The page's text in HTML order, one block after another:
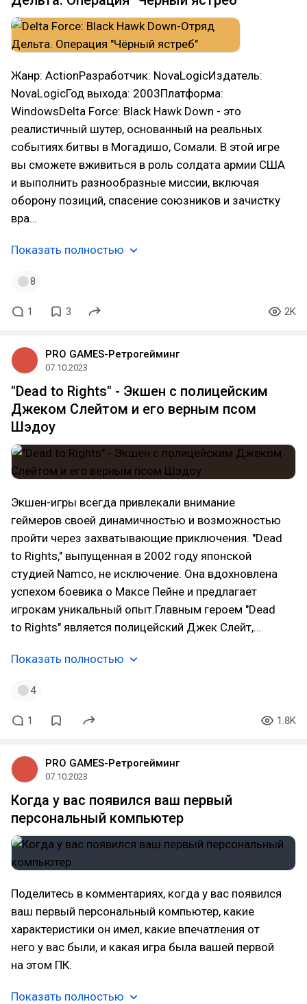
Жанр: ActionРазработчик: NovaLogicИздатель:
NovaLogicГод выхода: 2003Платформа:
WindowsDelta Force: Black Hawk Down - это
реалистичный шутер, основанный на реальных
событиях битвы в Могадишо, Сомали. В этой игре
вы сможете вживиться в роль солдата армии США
и выполнить разнообразные миссии, включая
оборону позиций, спасение союзников и зачистку
вра…
Показать полностью
8
1 3 2K
PRO GAMES-Ретрогейминг
07.10.2023
"Dead to Rights" - Экшен с полицейским
Джеком Слейтом и его верным псом
Шэдоу
Экшен-игры всегда привлекали внимание
геймеров своей динамичностью и возможностью
пройти через захватывающие приключения. "Dead
to Rights," выпущенная в 2002 году японской
студией Namco, не исключение. Она вдохновлена
успехом боевика о Максе Пейне и предлагает
игрокам уникальный опыт.Главным героем "Dead
to Rights" является полицейский Джек Слейт,…
Показать полностью
4
1 1.8K
PRO GAMES-Ретрогейминг
07.10.2023
Когда у вас появился ваш первый
персональный компьютер
Поделитесь в комментариях, когда у вас появился
ваш первый персональный компьютер, какие
характеристики он имел, какие впечатления от
него у вас были, и какая игра была вашей первой
на этом ПК.
Показать полностью